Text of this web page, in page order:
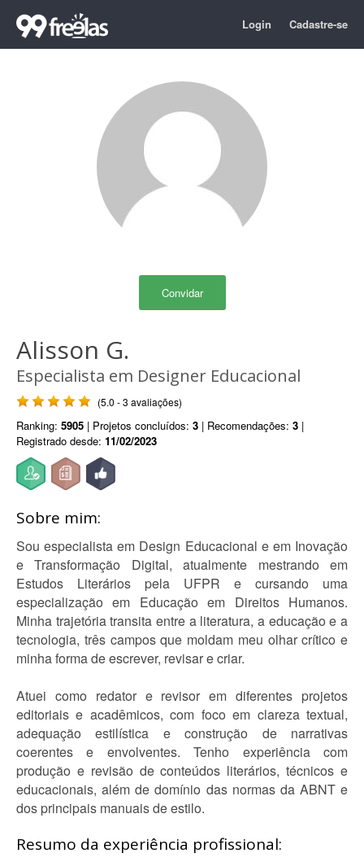
Login Cadastre-se
Convidar
Alisson G.
Especialista em Designer Educacional
(5.0 - 3 avaliações)
Ranking: 5905 | Projetos concluídos: 3 | Recomendações: 3 |
Registrado desde: 11/02/2023
Sobre mim:
Sou especialista em Design Educacional e em Inovação
e Transformação Digital, atualmente mestrando em
Estudos Literários pela UFPR e cursando uma
especialização em Educação em Direitos Humanos.
Minha trajetória transita entre a literatura, a educação e a
tecnologia, três campos que moldam meu olhar crítico e
minha forma de escrever, revisar e criar.
Atuei como redator e revisor em diferentes projetos
editoriais e acadêmicos, com foco em clareza textual,
adequação estilística e construção de narrativas
coerentes e envolventes. Tenho experiência com
produção e revisão de conteúdos literários, técnicos e
educacionais, além de domínio das normas da ABNT e
dos principais manuais de estilo.
Resumo da experiência profissional: